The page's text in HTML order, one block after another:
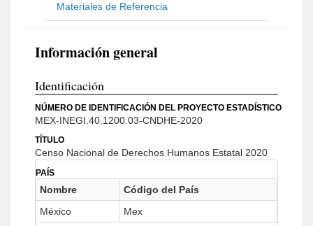
Materiales de Referencia
Información general
Identificación
NÚMERO DE IDENTIFICACIÓN DEL PROYECTO ESTADÍSTICO
MEX-INEGI.40.1200.03-CNDHE-2020
TÍTULO
Censo Nacional de Derechos Humanos Estatal 2020
PAÍS
Nombre
Código del País
México
Mex